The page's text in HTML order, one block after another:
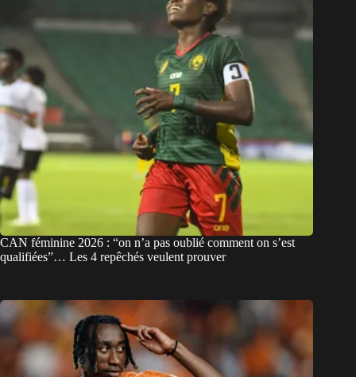
CAN féminine 2026 : “on n’a pas oublié comment on s’est
qualifiées”… Les 4 repêchés veulent prouver